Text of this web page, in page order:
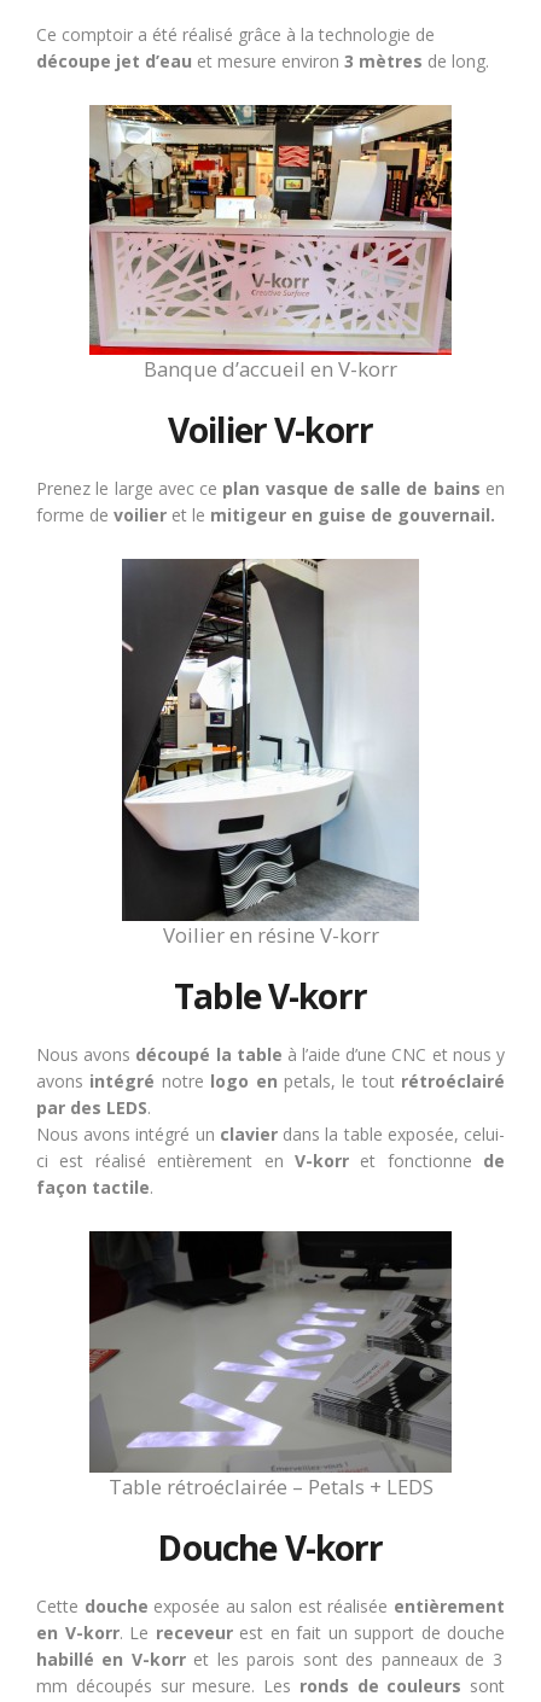
Ce comptoir a été réalisé grâce à la technologie de
découpe jet d’eau et mesure environ 3 mètres de long.
Banque d’accueil en V-korr
Voilier V-korr
Prenez le large avec ce plan vasque de salle de bains en
forme de voilier et le mitigeur en guise de gouvernail.
Voilier en résine V-korr
Table V-korr
Nous avons découpé la table à l’aide d’une CNC et nous y
avons intégré notre logo en petals, le tout rétroéclairé
par des LEDS.
Nous avons intégré un clavierdans la table exposée, celui-
ci est réalisé entièrement en V-korret fonctionne de
façon tactile.
Table rétroéclairée – Petals + LEDS
Douche V-korr
Cette douche exposée au salon est réalisée entièrement
en V-korr. Le receveurest en fait un support de douche
habillé en V-korret les parois sont des panneaux de 3
mm découpés sur mesure. Les ronds de couleurs sont